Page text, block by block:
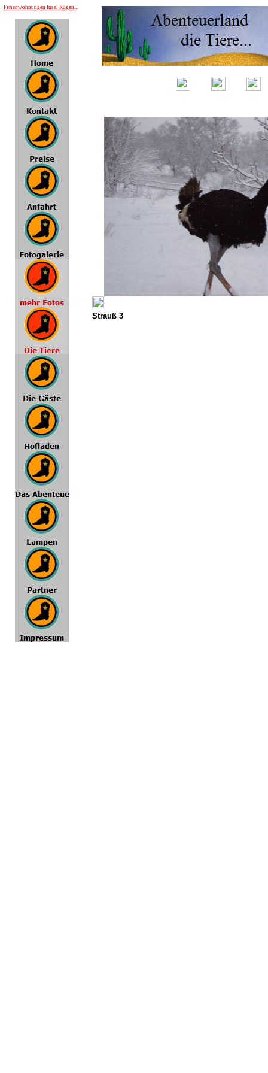
Ferienwohnungen Insel Rügen...
Strauß 3